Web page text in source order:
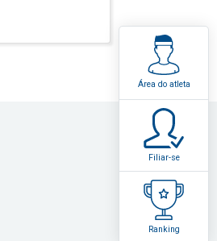
Área do atleta
Filiar-se
Ranking